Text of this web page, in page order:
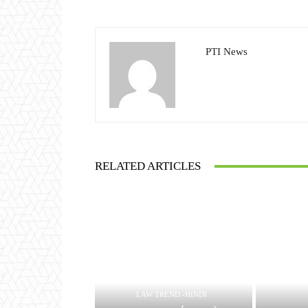
PTI News
RELATED ARTICLES
LAW TREND -HINDI